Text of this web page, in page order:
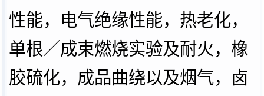
性能，电气绝缘性能，热老化，
单根／成束燃烧实验及耐火，橡
胶硫化，成品曲绕以及烟气，卤